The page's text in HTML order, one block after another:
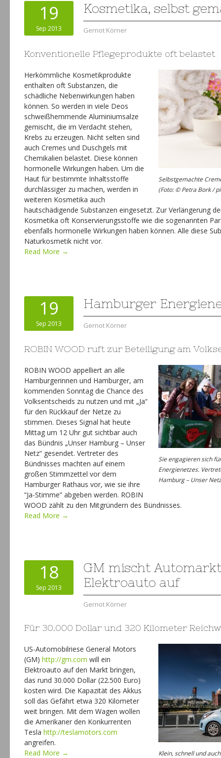
19
Sep 2013
Kosmetika, selbst
Gernot Körner
Konventionelle Pflegeprodukte oft belastet
Selbstgemachte
(Foto: © Petra Bork /
Herkömmliche Kosmetikprodukte
enthalten oft Substanzen, die
schädliche Nebenwirkungen haben
können. So werden in viele Deos
schweißhemmende Aluminiumsalze
gemischt, die im Verdacht stehen,
Krebs zu erzeugen. Nicht selten sind
auch Cremes und Duschgels mit
Chemikalien belastet. Diese können
hormonelle Wirkungen haben. Um die
Haut für bestimmte Inhaltsstoffe
durchlässiger zu machen, werden in
weiteren Kosmetika auch
hautschädigende Substanzen eingesetzt. Zur Verlängerung
Kosmetika oft Konservierungsstoffe wie die sogenannten
ebenfalls hormonelle Wirkungen haben können. Alle diese
Naturkosmetik nicht vor.
Read More →
19
Sep 2013
Hamburger
Gernot Körner
ROBIN WOOD ruft zur Beteiligung am
Sie engagieren sich
Energienetzes.
Hamburg – Unser
ROBIN WOOD appelliert an alle
Hamburgerinnen und Hamburger, am
kommenden Sonntag die Chance des
Volksentscheids zu nutzen und mit „Ja“
für den Rückkauf der Netze zu
stimmen. Dieses Signal hat heute
Mittag um 12 Uhr gut sichtbar auch
das Bündnis „Unser Hamburg – Unser
Netz“ gesendet. Vertreter des
Bündnisses machten auf einem
großen Stimmzettel vor dem
Hamburger Rathaus vor, wie sie ihre
“Ja-Stimme” abgeben werden. ROBIN
WOOD zählt zu den Mitgründern des Bündnisses.
Read More →
18
Sep 2013
GM mischt
Elektroauto auf
Gernot Körner
Für 30.000 Dollar und 320 Kilometer
Klein, schnell und
US-Automobilriese General Motors
(GM) http://gm.com will ein
Elektroauto auf den Markt bringen,
das rund 30.000 Dollar (22.500 Euro)
kosten wird. Die Kapazität des Akkus
soll das Gefährt etwa 320 Kilometer
weit bringen. Mit dem Wagen wollen
die Amerikaner den Konkurrenten
Tesla http://teslamotors.com
angreifen.
Read More →